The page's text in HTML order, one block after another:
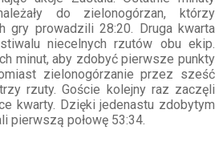
do zielonogórzan, którzy
gry prowadzili 28:20. Druga kwarta
niecelnych rzutów obu ekip.
minut, aby zdobyć pierwsze punkty
zielonogórzanie przez sześć
rzuty. Goście kolejny raz zaczęli
kwarty. Dzięki jedenastu zdobytym
pierwszą połowę 53:34.